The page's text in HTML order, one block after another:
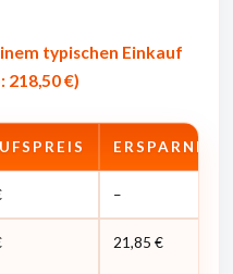
typischen Einkauf
218,50 €)
ERSPARNIS
–
21,85 €